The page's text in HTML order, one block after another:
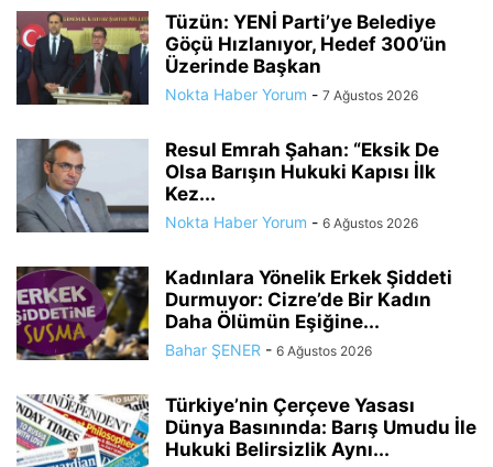
Tüzün: YENİ Parti’ye Belediye
Göçü Hızlanıyor, Hedef 300’ün
Üzerinde Başkan
Nokta Haber Yorum - 7 Ağustos 2026
Resul Emrah Şahan: “Eksik De
Olsa Barışın Hukuki Kapısı İlk
Kez...
Nokta Haber Yorum - 6 Ağustos 2026
Kadınlara Yönelik Erkek Şiddeti
Durmuyor: Cizre’de Bir Kadın
Daha Ölümün Eşiğine...
Bahar ŞENER - 6 Ağustos 2026
Türkiye’nin Çerçeve Yasası
Dünya Basınında: Barış Umudu İle
Hukuki Belirsizlik Aynı...